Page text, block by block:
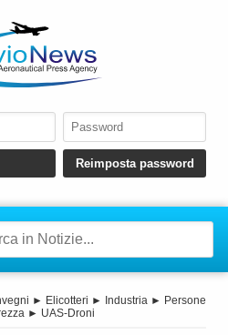
► Elicotteri ► Industria ► Persone
► UAS-Droni